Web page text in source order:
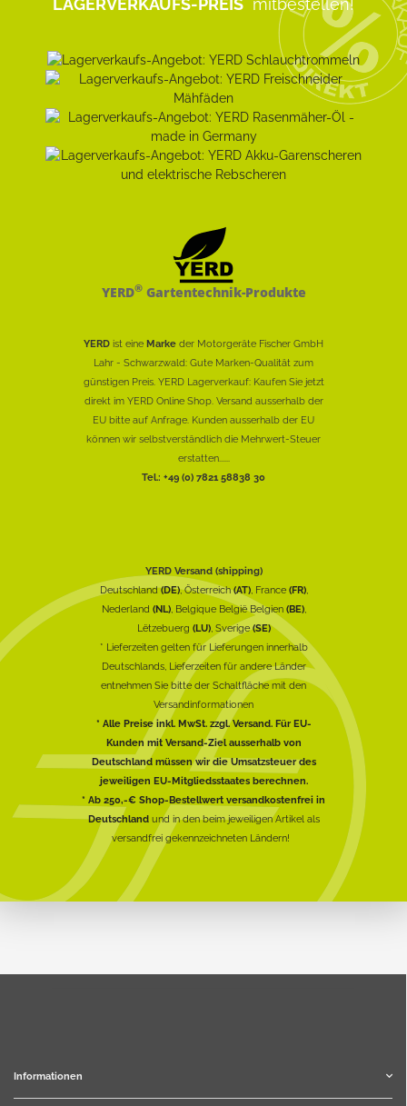
LAGERVERKAUFS-PREIS mitbestellen!
YERD®Gartentechnik-Produkte
YERD ist eine Marke der Motorgeräte Fischer GmbH
Lahr - Schwarzwald: Gute Marken-Qualität zum
günstigen Preis. YERD Lagerverkauf: Kaufen Sie jetzt
direkt im YERD Online Shop. Versand ausserhalb der
EU bitte auf Anfrage. Kunden ausserhalb der EU
können wir selbstverständlich die Mehrwert-Steuer
erstatten......
Tel.: +49 (0) 7821 58838 30
YERD Versand (shipping)
Deutschland(DE), Österreich(AT), France (FR),
Nederland (NL), Belgique België Belgien (BE),
Lëtzebuerg (LU), Sverige(SE)
* Lieferzeiten gelten für Lieferungen innerhalb
Deutschlands, Lieferzeiten für andere Länder
entnehmen Sie bitte der Schaltfläche mit den
Versandinformationen
* Alle Preise inkl. MwSt. zzgl. Versand. Für EU-
Kunden mit Versand-Ziel ausserhalb von
Deutschland müssen wir die Umsatzsteuer des
jeweiligen EU-Mitgliedsstaates berechnen.
* Ab 250,-€ Shop-Bestellwert versandkostenfrei in
Deutschlandund in den beim jeweiligen Artikel als
versandfrei gekennzeichneten Ländern!
Informationen